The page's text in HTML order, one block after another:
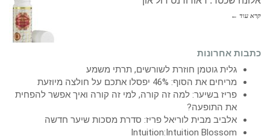
קרא עוד ←
כתבות אחרונות
גלית גוטמן חוזרת לשורשים, תרתי משמע
מריחים את הסוף: 46% יפסלו אתכם על חולצה מיוזעת
פריז בשיער: למה זה קורה, למי זה קורה ואיך אפשר להפחית
את התופעה?
אלביב מבית לוריאל פריז: סדרת מסכות שיער חדשה
Intuition:Intuition Blossom